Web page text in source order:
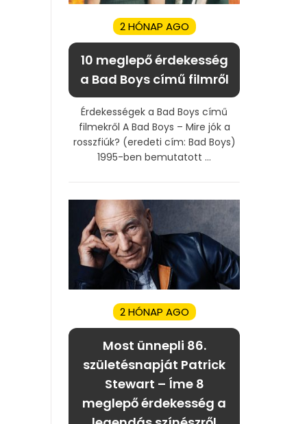
2 HÓNAP AGO
10 meglepő érdekesség
a Bad Boys című filmről
Érdekességek a Bad Boys című
filmekről A Bad Boys – Mire jók a
rosszfiúk? (eredeti cím: Bad Boys)
1995-ben bemutatott ...
2 HÓNAP AGO
Most ünnepli 86.
születésnapját Patrick
Stewart – Íme 8
meglepő érdekesség a